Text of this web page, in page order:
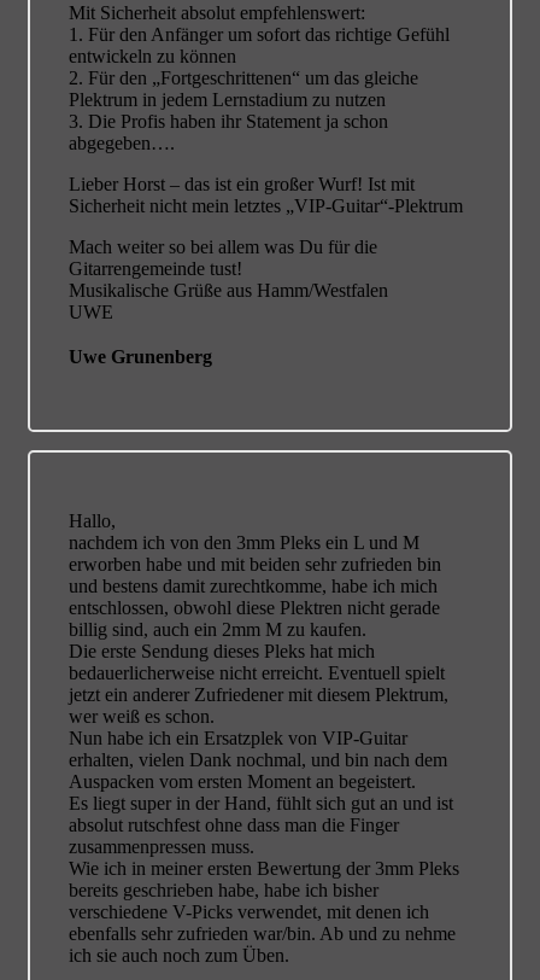
Mit Sicherheit absolut empfehlenswert:
1. Für den Anfänger um sofort das richtige Gefühl
entwickeln zu können
2. Für den „Fortgeschrittenen“ um das gleiche
Plektrum in jedem Lernstadium zu nutzen
3. Die Profis haben ihr Statement ja schon
abgegeben….
Lieber Horst – das ist ein großer Wurf! Ist mit
Sicherheit nicht mein letztes „VIP-Guitar“-Plektrum
Mach weiter so bei allem was Du für die
Gitarrengemeinde tust!
Musikalische Grüße aus Hamm/Westfalen
UWE
Uwe Grunenberg
Hallo,
nachdem ich von den 3mm Pleks ein L und M
erworben habe und mit beiden sehr zufrieden bin
und bestens damit zurechtkomme, habe ich mich
entschlossen, obwohl diese Plektren nicht gerade
billig sind, auch ein 2mm M zu kaufen.
Die erste Sendung dieses Pleks hat mich
bedauerlicherweise nicht erreicht. Eventuell spielt
jetzt ein anderer Zufriedener mit diesem Plektrum,
wer weiß es schon.
Nun habe ich ein Ersatzplek von VIP-Guitar
erhalten, vielen Dank nochmal, und bin nach dem
Auspacken vom ersten Moment an begeistert.
Es liegt super in der Hand, fühlt sich gut an und ist
absolut rutschfest ohne dass man die Finger
zusammenpressen muss.
Wie ich in meiner ersten Bewertung der 3mm Pleks
bereits geschrieben habe, habe ich bisher
verschiedene V-Picks verwendet, mit denen ich
ebenfalls sehr zufrieden war/bin. Ab und zu nehme
ich sie auch noch zum Üben.